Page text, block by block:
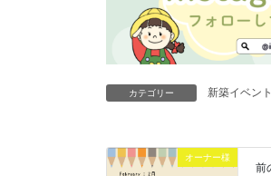
カテゴリー 新築イベン
オーナー様
前